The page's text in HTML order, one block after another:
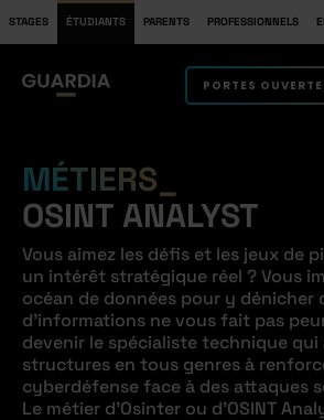
STAGES ÉTUDIANTS PARENTS PROFESSIONNELS
PORTES
MÉTIERS
OSINT ANALYST
Vous aimez les défis et les jeux de
un intérêt stratégique réel ? Vous
océan de données pour y dénicher
d’informations ne vous fait pas
devenir le spécialiste technique qui
structures en tous genres à
cyberdéfense face à des attaques
Le métier d’Osinter ou d’OSINT